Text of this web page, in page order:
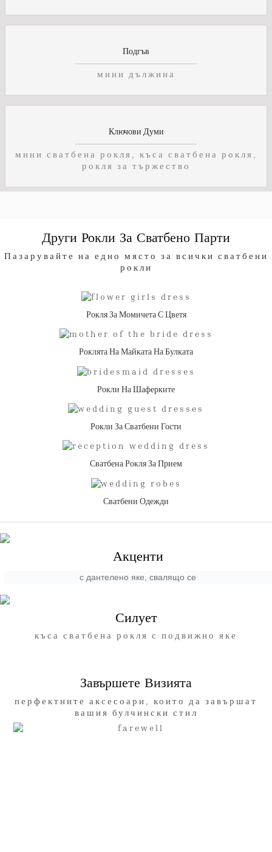
Подгъв
мини дължина
Ключови Думи
мини сватбена рокля, къса сватбена рокля,
рокля за тържество
Други Рокли За Сватбено Парти
Пазарувайте на едно място за всички сватбени
рокли
Рокля За Момичета С Цветя
Роклята На Майката На Булката
Рокли На Шаферките
Рокли За Сватбени Гости
Сватбена Рокля За Прием
Сватбени Одежди
Акценти
с дантелено яке, свалящо се
Силует
къса сватбена рокля с подвижно яке
Завършете Визията
перфектните аксесоари, които да завършат
вашия булчински стил